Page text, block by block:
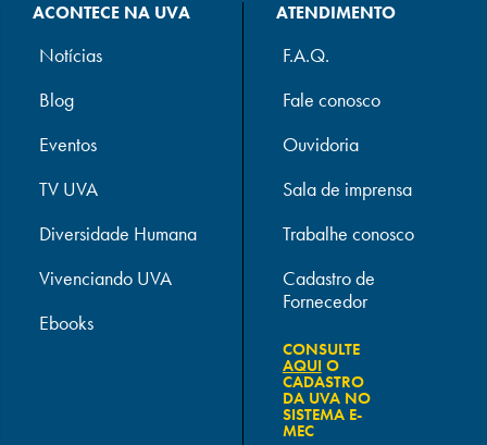
ACONTECE NA UVA
Notícias
Blog
Eventos
TV UVA
Diversidade Humana
Vivenciando UVA
Ebooks
ATENDIMENTO
F.A.Q.
Fale conosco
Ouvidoria
Sala de imprensa
Trabalhe conosco
Cadastro de
Fornecedor
CONSULTE
AQUIO
CADASTRO
DA UVA NO
SISTEMA E-
MEC